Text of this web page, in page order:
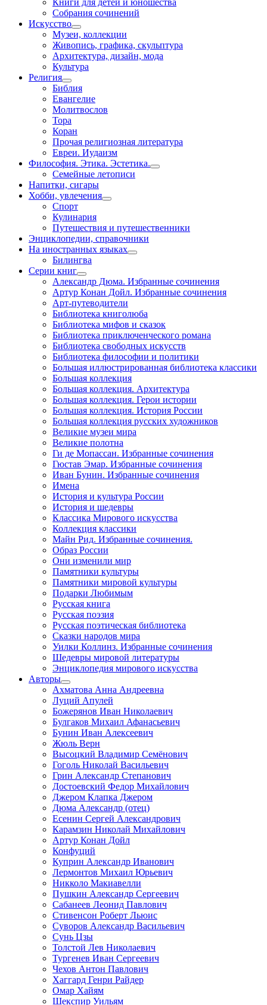
Книги для детей и юношества
Собрания сочинений
Искусство
Музеи, коллекции
Живопись, графика, скульптура
Архитектура, дизайн, мода
Культура
Религия
Библия
Евангелие
Молитвослов
Тора
Коран
Прочая религиозная литература
Евреи. Иудаизм
Философия. Этика. Эстетика.
Семейные летописи
Напитки, сигары
Хобби, увлечения
Спорт
Кулинария
Путешествия и путешественники
Энциклопедии, справочники
На иностранных языках
Билингва
Серии книг
Александр Дюма. Избранные сочинения
Артур Конан Дойл. Избранные сочинения
Арт-путеводители
Библиотека книголюба
Библиотека мифов и сказок
Библиотека приключенческого романа
Библиотека свободных искусств
Библиотека философии и политики
Большая иллюстрированная библиотека классики
Большая коллекция
Большая коллекция. Архитектура
Большая коллекция. Герои истории
Большая коллекция. История России
Большая коллекция русских художников
Великие музеи мира
Великие полотна
Ги де Мопассан. Избранные сочинения
Гюстав Эмар. Избранные сочинения
Иван Бунин. Избранные сочинения
Имена
История и культура России
История и шедевры
Классика Мирового искусства
Коллекция классики
Майн Рид. Избранные сочинения.
Образ России
Они изменили мир
Памятники культуры
Памятники мировой культуры
Подарки Любимым
Русская книга
Русская поэзия
Русская поэтическая библиотека
Сказки народов мира
Уилки Коллинз. Избранные сочинения
Шедевры мировой литературы
Энциклопедия мирового искусства
Авторы
Ахматова Анна Андреевна
Луций Апулей
Божерянов Иван Николаевич
Булгаков Михаил Афанасьевич
Бунин Иван Алексеевич
Жюль Верн
Высоцкий Владимир Семёнович
Гоголь Николай Васильевич
Грин Александр Степанович
Достоевский Федор Михайлович
Джером Клапка Джером
Дюма Александр (отец)
Есенин Сергей Александрович
Карамзин Николай Михайлович
Артур Конан Дойл
Конфуций
Куприн Александр Иванович
Лермонтов Михаил Юрьевич
Никколо Макиавелли
Пушкин Александр Сергеевич
Сабанеев Леонид Павлович
Стивенсон Роберт Льюис
Суворов Александр Васильевич
Сунь Цзы
Толстой Лев Николаевич
Тургенев Иван Сергеевич
Чехов Антон Павлович
Хаггард Генри Райдер
Омар Хайям
Шекспир Уильям